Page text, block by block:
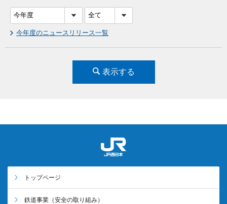
今年度のニュースリリース一覧
表示する
トップページ
鉄道事業 （安全の取り組み）